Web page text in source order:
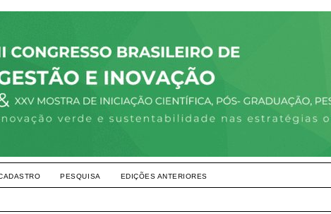
PESQUISA EDIÇÕES ANTERIORES